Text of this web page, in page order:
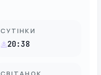
СУТІНКИ
20:38